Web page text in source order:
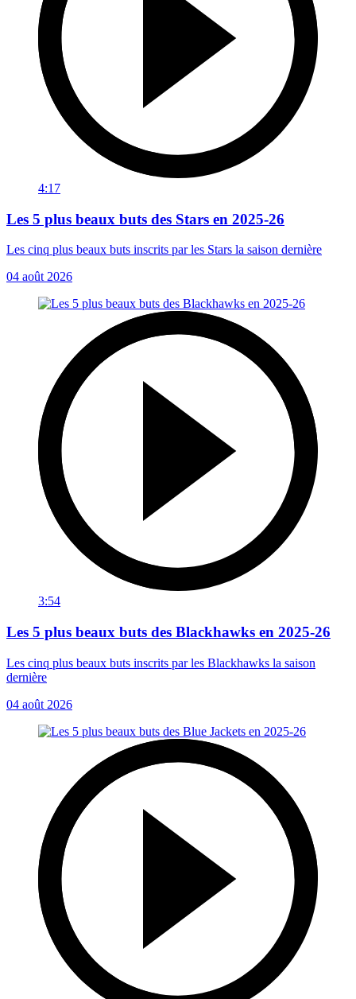
4:17
Les 5 plus beaux buts des Stars en 2025-26
Les cinq plus beaux buts inscrits par les Stars la saison dernière
04 août 2026
3:54
Les 5 plus beaux buts des Blackhawks en 2025-26
Les cinq plus beaux buts inscrits par les Blackhawks la saison
dernière
04 août 2026